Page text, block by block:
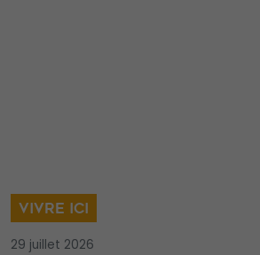
VIVRE ICI
29 juillet 2026